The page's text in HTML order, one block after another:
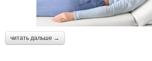
читать дальше →